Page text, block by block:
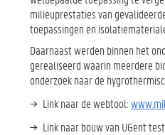
milieuprestaties van
toepassingen en
Daarnaast werden binnen het
gerealiseerd waarin meerdere
onderzoek naar de
Link naar de webtool:
Link naar bouw van UGent